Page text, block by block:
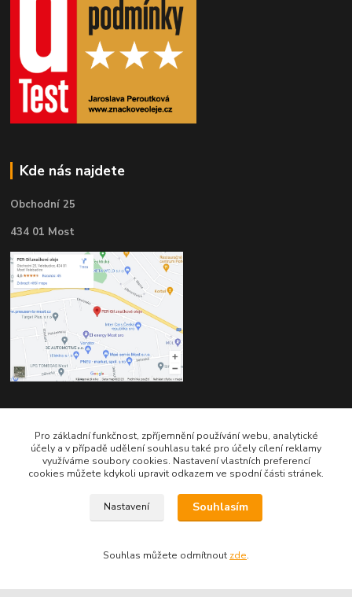
Kde nás najdete
Obchodní 25
434 01 Most
Kontakty
Telefon do našeho obchodu : 774 993 479
info@znackoveoleje.cz
Pro základní funkčnost, zpříjemnění používání webu, analytické
účely a v případě udělení souhlasu také pro účely cílení reklamy
využíváme soubory cookies. Nastavení vlastních preferencí
cookies můžete kdykoli upravit odkazem ve spodní části stránek.
Nastavení Souhlasím
Souhlas můžete odmítnout zde.